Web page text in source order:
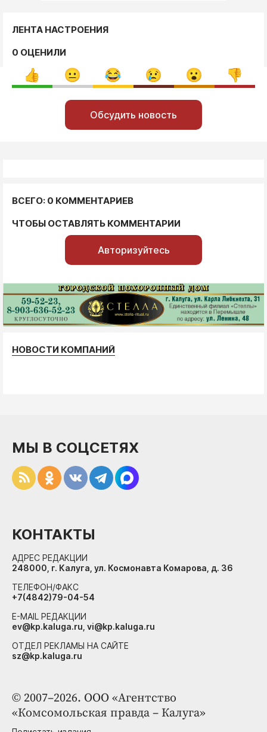
ЛЕНТА НАСТРОЕНИЯ
0 ОЦЕНИЛИ
Обсудить новость
ВСЕГО: 0 КОММЕНТАРИЕВ
ЧТОБЫ ОСТАВЛЯТЬ КОММЕНТАРИИ
Авторизуйтесь
НОВОСТИ КОМПАНИЙ
© 2007–2026. ООО «Агентство
«Комсомольская правда – Калуга»
МЫ В СОЦСЕТЯХ
КОНТАКТЫ
АДРЕС РЕДАКЦИИ
248000, г. Калуга, ул. Космонавта Комарова, д. 36
ТЕЛЕФОН/ФАКС
+7(4842)79-04-54
E-MAIL РЕДАКЦИИ
ev@kp.kaluga.ru, vi@kp.kaluga.ru
ОТДЕЛ РЕКЛАМЫ НА САЙТЕ
sz@kp.kaluga.ru